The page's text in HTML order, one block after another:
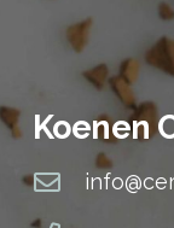
Koenen